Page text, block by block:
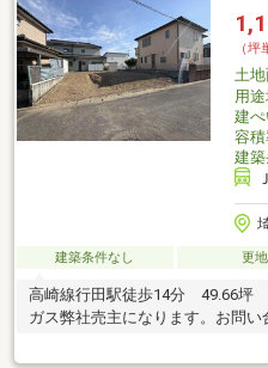
なし＆現況渡し：お好きなハウ
由度の高さが魅力。■引き渡し時
ルに柔軟対応。住み替えや建築計
（坪
土
用
建
容
建
建築条件なし 更地
高崎線行田駅徒歩14分 49.66
ガス弊社売主になります。お問い